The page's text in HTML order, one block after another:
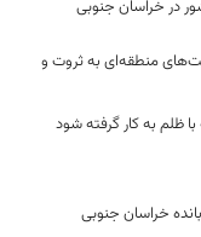
در خراسان جنوبی
منطقه‌ای به ثروت و
ظلم به کار گرفته شود